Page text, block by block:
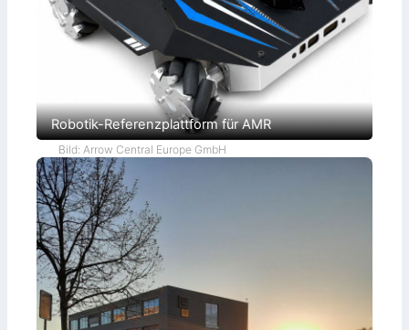
Robotik-Referenzplattform für AMR
Bild: Arrow Central Europe GmbH